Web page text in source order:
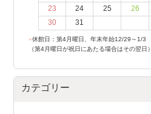
23
24 25 26
30
31
●休館日：第4月曜日、年末年始12/29～1/3
（第4月曜日が祝日にあたる場合はその翌日）
カテゴリー